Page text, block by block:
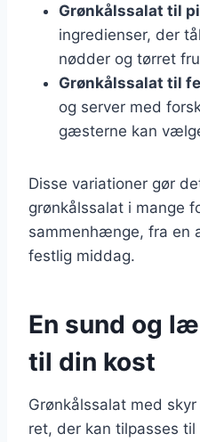
Grønkålssalat til
ingredienser, der
nødder og tørret
Grønkålssalat til
og server med
gæsterne kan
Disse variationer gør
grønkålssalat i mange
sammenhænge, fra en
festlig middag.
En sund og
til din kost
Grønkålssalat med
ret, der kan tilpasses